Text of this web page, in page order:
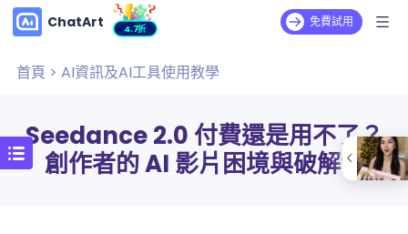
ChatArt 4.7折 免費試用
首頁 > AI資訊及AI工具使用教學
Seedance 2.0 付費還是用不了？
創作者的 AI 影片困境與破解法